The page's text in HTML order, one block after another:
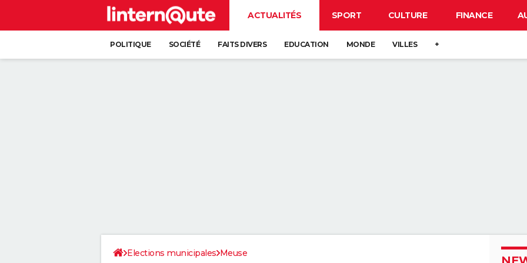
ACTUALITÉS SPORT CULTURE FINANCE
POLITIQUE SOCIÉTÉ FAITS DIVERS EDUCATION MONDE VILLES +
Elections municipales Meuse